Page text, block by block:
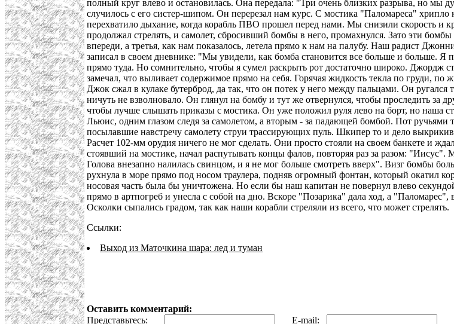
полный круг влево и остановилась. Она передала: "Три очень близких разрыва, но мы
случилось с его систер-шипом. Он перерезал нам курс. С мостика "Паломареса"
перехватило дыхание, когда корабль ПВО прошел перед нами. Мы снизили скорость и
продолжал стрелять, и самолет, сбросивший бомбы в него, промахнулся. Зато эти
впереди, а третья, как нам показалось, летела прямо к нам на палубу. Наш радист
записал в своем дневнике: "Мы увидели, как бомба становится все больше и больше. Я
прямо туда. Но сомнительно, чтобы я сумел раскрыть рот достаточно широко. Джордж
замечал, что выливает содержимое прямо на себя. Горячая жидкость текла по груди,
Джок сжал в кулаке бутерброд, да так, что он потек у него между пальцами. Он
ничуть не взволновало. Он глянул на бомбу и тут же отвернулся, чтобы проследить
чтобы лучше слышать приказы с мостика. Он уже положил руля лево на борт, но наша
Льюис, одним глазом следя за самолетом, а вторым - за падающей бомбой. Пот ручьями
посылавшие навстречу самолету струи трассирующих пуль. Шкипер то и дело
Расчет 102-мм орудия ничего не мог сделать. Они просто стояли на своем банкете и
стоявший на мостике, начал распутывать концы фалов, повторяя раз за разом:
Голова внезапно налилась свинцом, и я не мог больше смотреть вверх". Визг бомбы
рухнула в море прямо под носом траулера, подняв огромный фонтан, который окатил
носовая часть была бы уничтожена. Но если бы наш капитан не повернул влево
прямо в артпогреб и унесла с собой на дно. Вскоре "Позарика" дала ход, а
Осколки сыпались градом, так как наши корабли стреляли из всего, что может стрелять.
Ссылки:
Выход из Маточкина шара: лед и туман
Оставить комментарий:
Представьтесь:
E-mail: